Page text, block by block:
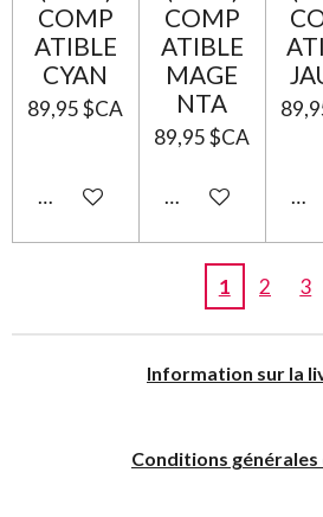
COMP
ATIBLE
CYAN
89,95 $CA
Ajouter au panier
COMP
ATIBLE
MAGE
NTA
89,95 $CA
Ajouter au panier
1 2 3
Information sur la
Conditions générales